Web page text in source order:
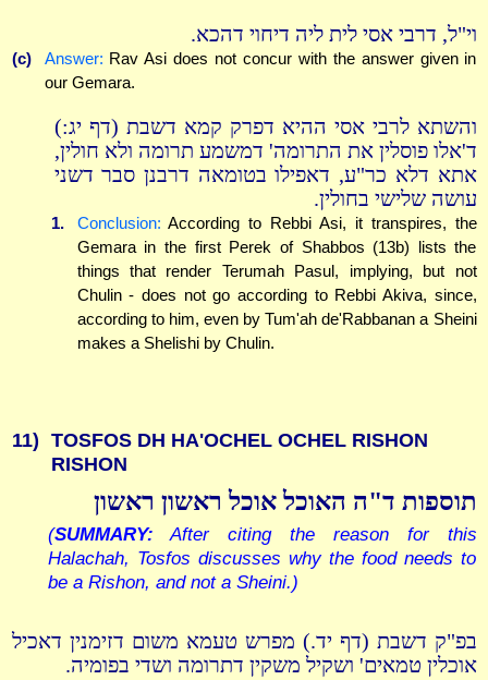
וי"ל, דרבי אסי לית ליה דיחוי דהכא.
(c) Answer: Rav Asi does not concur with the answer given in
our Gemara.
והשתא לרבי אסי ההיא דפרק קמא דשבת (דף יג:)
ד'אלו פוסלין את התרומה' דמשמע תרומה ולא חולין,
אתא דלא כר"ע, דאפילו בטומאה דרבנן סבר דשני
עושה שלישי בחולין.
1. Conclusion: According to Rebbi Asi, it transpires, the
Gemara in the first Perek of Shabbos (13b) lists the
things that render Terumah Pasul, implying, but not
Chulin - does not go according to Rebbi Akiva, since,
according to him, even by Tum'ah de'Rabbanan a Sheini
makes a Shelishi by Chulin.
11) TOSFOS DH HA'OCHEL OCHEL RISHON
RISHON
תוספות ד"ה האוכל אוכל ראשון ראשון
(SUMMARY: After citing the reason for this
Halachah, Tosfos discusses why the food needs to
be a Rishon, and not a Sheini.)
בפ"ק דשבת (דף יד.) מפרש טעמא משום דזימנין דאכיל
אוכלין טמאים' ושקיל משקין דתרומה ושדי בפומיה.